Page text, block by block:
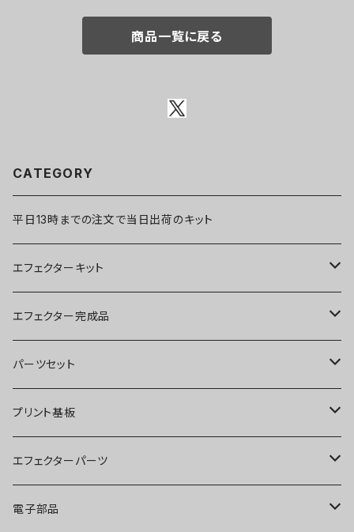
商品一覧に戻る
CATEGORY
平日13時までの注文で当日出荷のキット
エフェクターキット
ブースター
オーバードライブ
ディストーション
ファズ
プリアンプ
エフェクター完成品
ブースター
オーバードライブ
ディストーション
ファズ
パーツセット
ブースター
オーバードライブ
ディストーション
プリント基板
オーバードライブ
ディストーション
エフェクターパーツ
スイッチ
電子部品